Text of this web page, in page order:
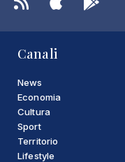
Canali
News
Economia
Cultura
Sport
Territorio
Lifestyle